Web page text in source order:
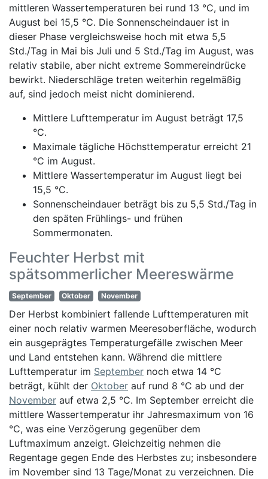
mittleren Wassertemperaturen bei rund 13 °C, und im
August bei 15,5 °C. Die Sonnenscheindauer ist in
dieser Phase vergleichsweise hoch mit etwa 5,5
Std./Tag in Mai bis Juli und 5 Std./Tag im August, was
relativ stabile, aber nicht extreme Sommereindrücke
bewirkt. Niederschläge treten weiterhin regelmäßig
auf, sind jedoch meist nicht dominierend.
Mittlere Lufttemperatur im August beträgt 17,5
°C.
Maximale tägliche Höchsttemperatur erreicht 21
°C im August.
Mittlere Wassertemperatur im August liegt bei
15,5 °C.
Sonnenscheindauer beträgt bis zu 5,5 Std./Tag in
den späten Frühlings- und frühen
Sommermonaten.
Feuchter Herbst mit
spätsommerlicher Meereswärme
September Oktober November
Der Herbst kombiniert fallende Lufttemperaturen mit
einer noch relativ warmen Meeresoberfläche, wodurch
ein ausgeprägtes Temperaturgefälle zwischen Meer
und Land entstehen kann. Während die mittlere
Lufttemperatur im September noch etwa 14 °C
beträgt, kühlt der Oktober auf rund 8 °C ab und der
November auf etwa 2,5 °C. Im September erreicht die
mittlere Wassertemperatur ihr Jahresmaximum von 16
°C, was eine Verzögerung gegenüber dem
Luftmaximum anzeigt. Gleichzeitig nehmen die
Regentage gegen Ende des Herbstes zu; insbesondere
im November sind 13 Tage/Monat zu verzeichnen. Die